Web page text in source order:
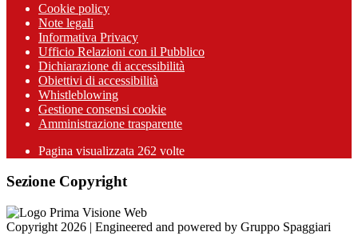
Cookie policy
Note legali
Informativa Privacy
Ufficio Relazioni con il Pubblico
Dichiarazione di accessibilità
Obiettivi di accessibilità
Whistleblowing
Gestione consensi cookie
Amministrazione trasparente
Pagina visualizzata 262 volte
Sezione Copyright
Copyright 2026 | Engineered and powered by Gruppo Spaggiari